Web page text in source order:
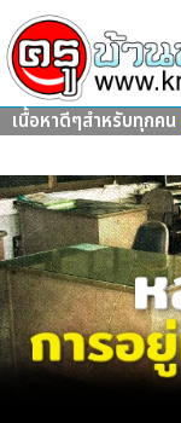
เนื้อหาดีๆสำหรับทุกคน